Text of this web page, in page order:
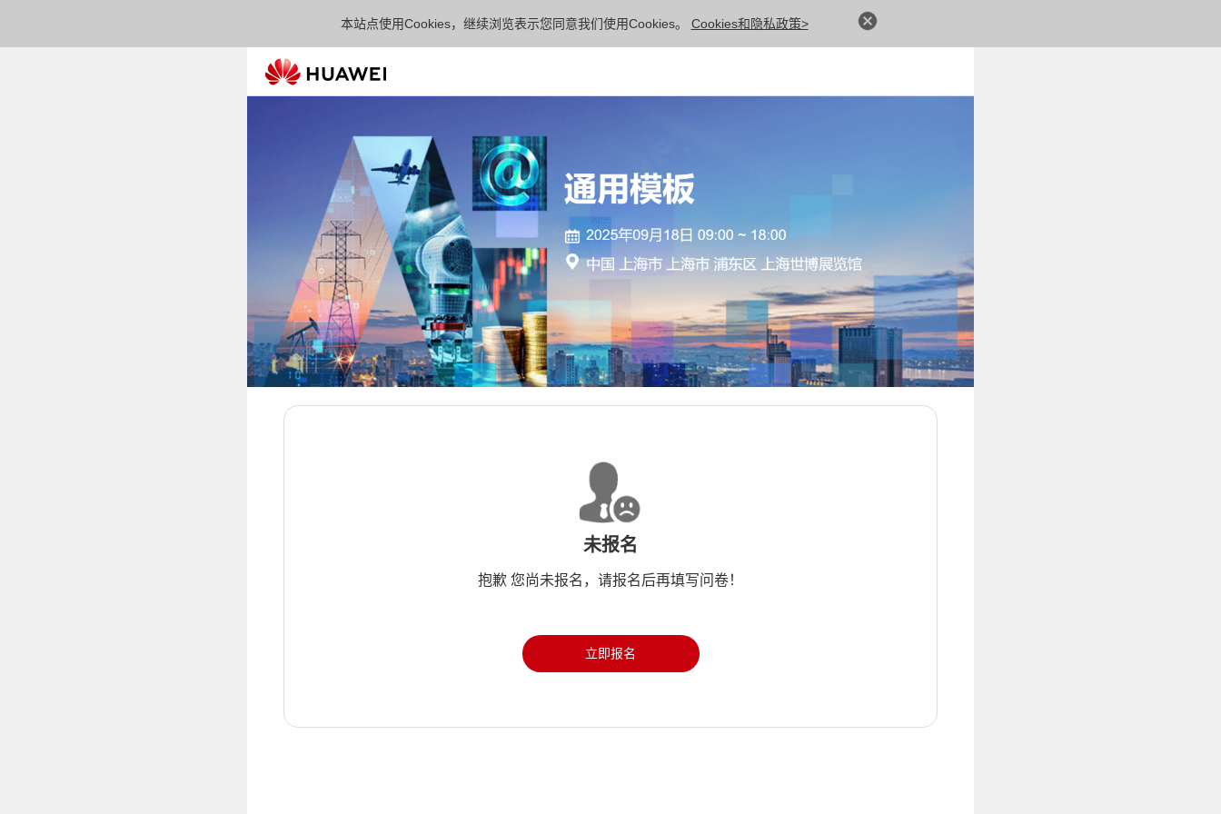
本站点使用Cookies，继续浏览表示您同意我们使用Cookies。 Cookies和隐私政策>
未报名
抱歉 您尚未报名，请报名后再填写问卷！
立即报名